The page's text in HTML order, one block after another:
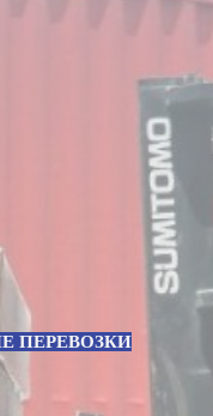
ПЕРЕВОЗКИ